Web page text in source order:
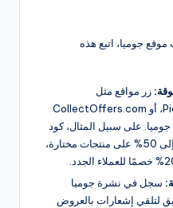
جوميا، اتبع هذه
زر مواقع مثل
Picodi.com، Coupon.today، أو CollectOffers.com
على سبيل المثال، كود
JUMIA50 يوفر خصمًا يصل إلى 50% على منتجات مختارة،
سجل في نشرة جوميا
لتلقي إشعارات بالعروض